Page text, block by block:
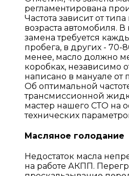
регламентирована
Частота зависит от
возраста автомобиля. В
замена требуется
пробега, в других - 70-
менее, масло должно
коробках, независимо
написано в мануале от
Об оптимальной
трансмиссионной
мастер нашего СТО на
технических
Масляное голодание
Недостаток масла
на работе АКПП.